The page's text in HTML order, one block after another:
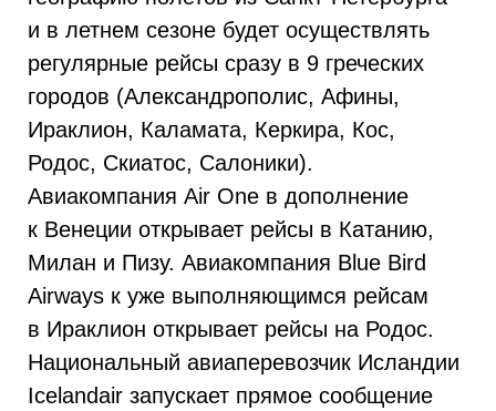
и в летнем сезоне будет осуществлять
регулярные рейсы сразу в 9 греческих
городов (Александрополис, Афины,
Ираклион, Каламата, Керкира, Кос,
Родос, Скиатос, Салоники).
Авиакомпания Air One в дополнение
к Венеции открывает рейсы в Катанию,
Милан и Пизу. Авиакомпания Blue Bird
Airways к уже выполняющимся рейсам
в Ираклион открывает рейсы на Родос.
Национальный авиаперевозчик Исландии
Icelandair запускает прямое сообщение